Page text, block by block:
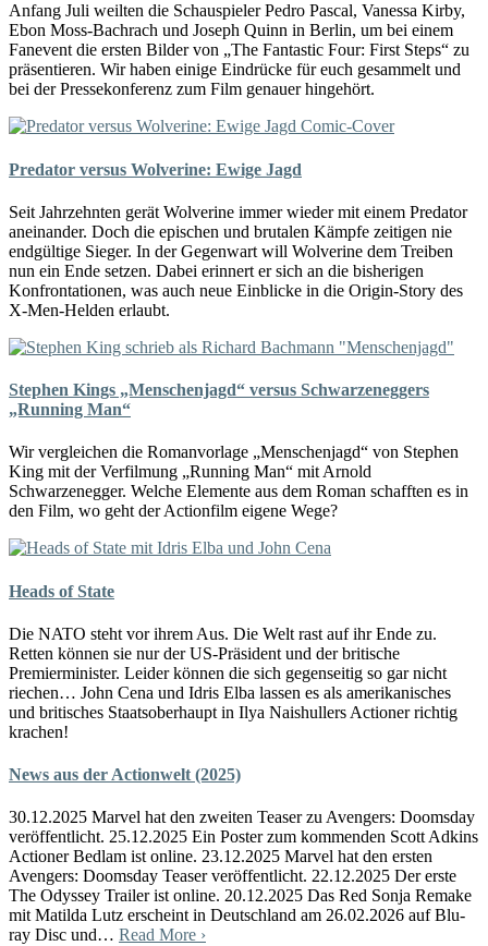
Anfang Juli weilten die Schauspieler Pedro Pascal, Vanessa Kirby,
Ebon Moss-Bachrach und Joseph Quinn in Berlin, um bei einem
Fanevent die ersten Bilder von „The Fantastic Four: First Steps“ zu
präsentieren. Wir haben einige Eindrücke für euch gesammelt und
bei der Pressekonferenz zum Film genauer hingehört.
Predator versus Wolverine: Ewige Jagd
Seit Jahrzehnten gerät Wolverine immer wieder mit einem Predator
aneinander. Doch die epischen und brutalen Kämpfe zeitigen nie
endgültige Sieger. In der Gegenwart will Wolverine dem Treiben
nun ein Ende setzen. Dabei erinnert er sich an die bisherigen
Konfrontationen, was auch neue Einblicke in die Origin-Story des
X-Men-Helden erlaubt.
Stephen Kings „Menschenjagd“ versus Schwarzeneggers
„Running Man“
Wir vergleichen die Romanvorlage „Menschenjagd“ von Stephen
King mit der Verfilmung „Running Man“ mit Arnold
Schwarzenegger. Welche Elemente aus dem Roman schafften es in
den Film, wo geht der Actionfilm eigene Wege?
Heads of State
Die NATO steht vor ihrem Aus. Die Welt rast auf ihr Ende zu.
Retten können sie nur der US-Präsident und der britische
Premierminister. Leider können die sich gegenseitig so gar nicht
riechen… John Cena und Idris Elba lassen es als amerikanisches
und britisches Staatsoberhaupt in Ilya Naishullers Actioner richtig
krachen!
News aus der Actionwelt (2025)
30.12.2025 Marvel hat den zweiten Teaser zu Avengers: Doomsday
veröffentlicht. 25.12.2025 Ein Poster zum kommenden Scott Adkins
Actioner Bedlam ist online. 23.12.2025 Marvel hat den ersten
Avengers: Doomsday Teaser veröffentlicht. 22.12.2025 Der erste
The Odyssey Trailer ist online. 20.12.2025 Das Red Sonja Remake
mit Matilda Lutz erscheint in Deutschland am 26.02.2026 auf Blu-
ray Disc und… Read More ›